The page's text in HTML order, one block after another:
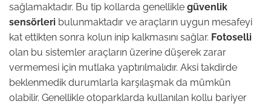
sağlamaktadır. Bu tip kollarda genellikle güvenlik
sensörleri bulunmaktadır ve araçların uygun mesafeyi
kat ettikten sonra kolun inip kalkmasını sağlar. Fotoselli
olan bu sistemler araçların üzerine düşerek zarar
vermemesi için mutlaka yaptırılmalıdır. Aksi takdirde
beklenmedik durumlarla karşılaşmak da mümkün
olabilir. Genellikle otoparklarda kullanılan kollu bariyer